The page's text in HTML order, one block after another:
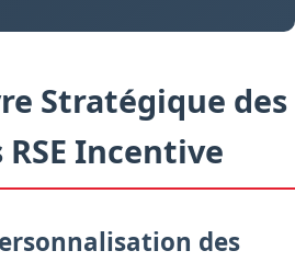
Stratégique des
Incentive
des